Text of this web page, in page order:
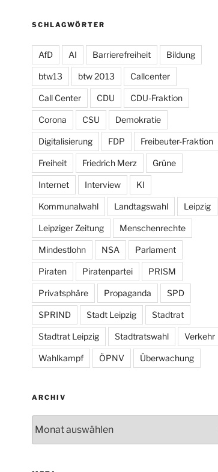
SCHLAGWÖRTER
AfD AI Barrierefreiheit Bildung
btw13 btw 2013 Callcenter
Call Center CDU CDU-Fraktion
Corona CSU Demokratie
Digitalisierung FDP Freibeuter-Fraktion
Freiheit Friedrich Merz Grüne
Internet Interview KI
Kommunalwahl Landtagswahl Leipzig
Leipziger Zeitung Menschenrechte
Mindestlohn NSA Parlament
Piraten Piratenpartei PRISM
Privatsphäre Propaganda SPD
SPRIND Stadt Leipzig Stadtrat
Stadtrat Leipzig Stadtratswahl Verkehr
Wahlkampf ÖPNV Überwachung
ARCHIV